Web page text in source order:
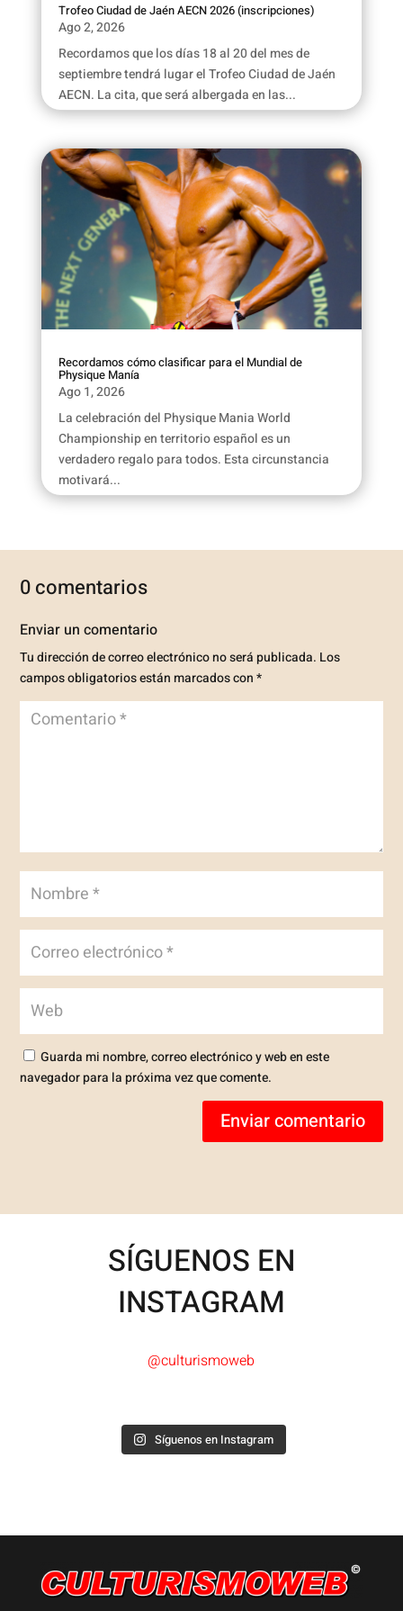
Trofeo Ciudad de Jaén AECN 2026 (inscripciones)
Ago 2, 2026
Recordamos que los días 18 al 20 del mes de
septiembre tendrá lugar el Trofeo Ciudad de Jaén
AECN. La cita, que será albergada en las...
Recordamos cómo clasificar para el Mundial de
Physique Manía
Ago 1, 2026
La celebración del Physique Mania World
Championship en territorio español es un
verdadero regalo para todos. Esta circunstancia
motivará...
0 comentarios
Enviar un comentario
Tu dirección de correo electrónico no será publicada. Los
campos obligatorios están marcados con*
Guarda mi nombre, correo electrónico y web en este
navegador para la próxima vez que comente.
Enviar comentario
SÍGUENOS EN
INSTAGRAM
@culturismoweb
Síguenos en Instagram